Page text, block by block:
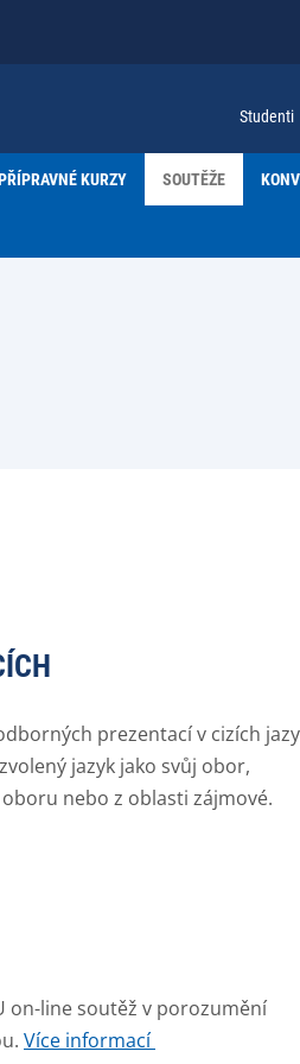
Studenti
KURZY SOUTĚŽE
prezentací v cizích
jazyk jako svůj obor,
nebo z oblasti zájmové.
on-line soutěž v porozumění
Více informací